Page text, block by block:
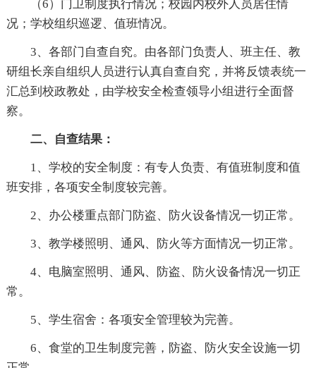
（6）门卫制度执行情况；校园内校外人员居住情
况；学校组织巡逻、值班情况。
3、各部门自查自究。由各部门负责人、班主任、教
研组长亲自组织人员进行认真自查自究，并将反馈表统一
汇总到校政教处，由学校安全检查领导小组进行全面督
察。
二、自查结果：
1、学校的安全制度：有专人负责、有值班制度和值
班安排，各项安全制度较完善。
2、办公楼重点部门防盗、防火设备情况一切正常。
3、教学楼照明、通风、防火等方面情况一切正常。
4、电脑室照明、通风、防盗、防火设备情况一切正
常。
5、学生宿舍：各项安全管理较为完善。
6、食堂的卫生制度完善，防盗、防火安全设施一切